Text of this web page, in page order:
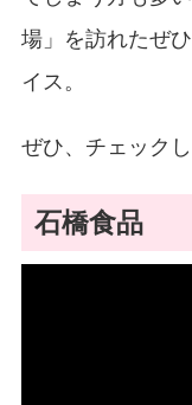
場」を訪れたぜ
イス。
ぜひ、チェック
石橋食品